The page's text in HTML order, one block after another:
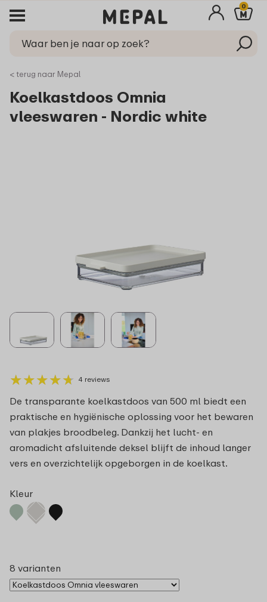
0
< terug naar Mepal
Koelkastdoos Omnia
vleeswaren - Nordic white
★★★★★
★★★★★ 4 reviews
De transparante koelkastdoos van 500 ml biedt een
praktische en hygiënische oplossing voor het bewaren
van plakjes broodbeleg. Dankzij het lucht- en
aromadicht afsluitende deksel blijft de inhoud langer
vers en overzichtelijk opgeborgen in de koelkast.
Kleur
8 varianten